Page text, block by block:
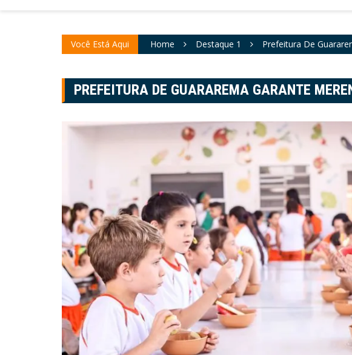
Você Está Aqui Home Destaque 1 Prefeitura De
PREFEITURA DE GUARAREMA GARANTE